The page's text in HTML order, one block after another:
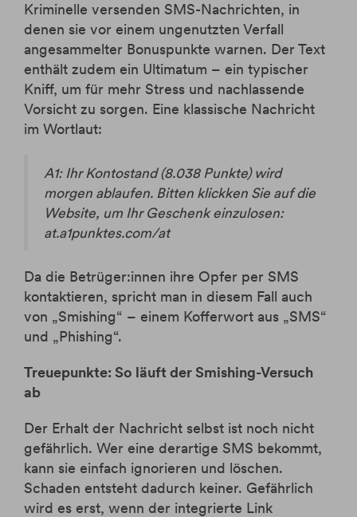
Kriminelle versenden SMS-Nachrichten, in
denen sie vor einem ungenutzten Verfall
angesammelter Bonuspunkte warnen. Der Text
enthält zudem ein Ultimatum – ein typischer
Kniff, um für mehr Stress und nachlassende
Vorsicht zu sorgen. Eine klassische Nachricht
im Wortlaut:
A1: Ihr Kontostand (8.038 Punkte) wird
morgen ablaufen. Bitten klickken Sie auf die
Website, um Ihr Geschenk einzulosen:
at.a1punktes.com/at
Da die Betrüger:innen ihre Opfer per SMS
kontaktieren, spricht man in diesem Fall auch
von „Smishing“ – einem Kofferwort aus „SMS“
und „Phishing“.
Treuepunkte: So läuft der Smishing-Versuch
ab
Der Erhalt der Nachricht selbst ist noch nicht
gefährlich. Wer eine derartige SMS bekommt,
kann sie einfach ignorieren und löschen.
Schaden entsteht dadurch keiner. Gefährlich
wird es erst, wenn der integrierte Link